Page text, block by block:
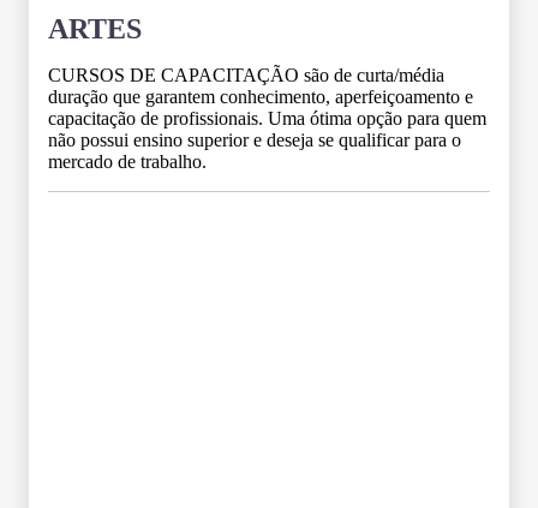
ARTES
CURSOS DE CAPACITAÇÃO são de curta/média
duração que garantem conhecimento, aperfeiçoamento e
capacitação de profissionais. Uma ótima opção para quem
não possui ensino superior e deseja se qualificar para o
mercado de trabalho.